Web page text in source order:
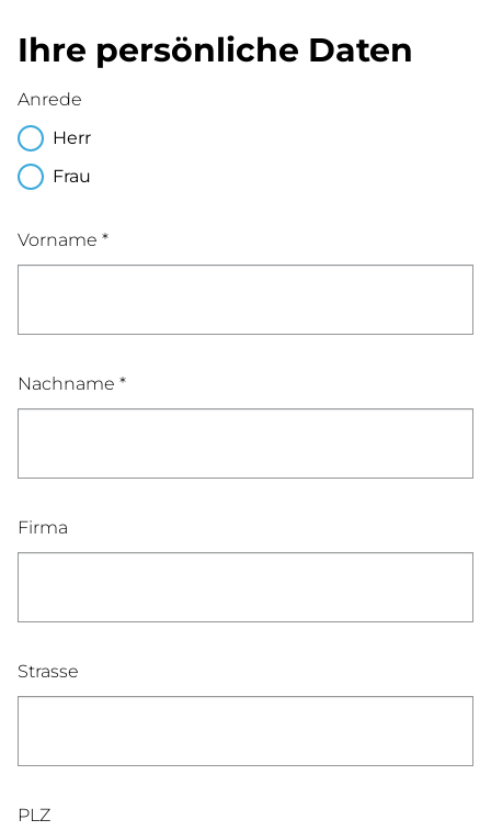
Ihre persönliche Daten
Anrede
Herr
Frau
Vorname *
Nachname *
Firma
Strasse
PLZ